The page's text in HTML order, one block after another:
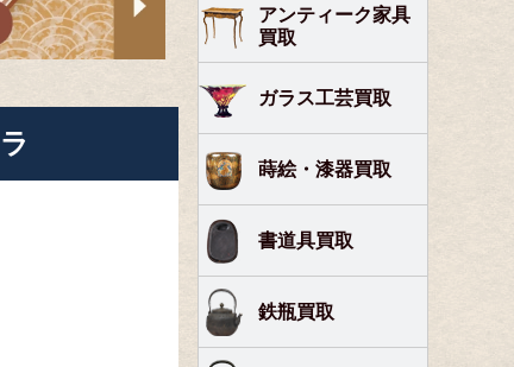
アンティーク家具
買取
ガラス工芸買取
蒔絵・漆器買取
書道具買取
鉄瓶買取